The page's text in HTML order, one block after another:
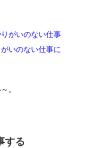
がいのない仕事
いのない仕事に
。
する